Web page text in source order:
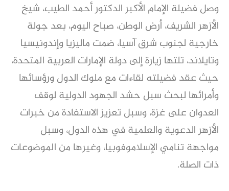
وصل فضيلة الإمام الأكبر الدكتور أحمد الطيب، شيخ
الأزهر الشريف، أرض الوطن، صباح اليوم، بعد جولة
خارجية لجنوب شرق آسيا، ضمت ماليزيا وإندونيسيا
وتايلاند، تلتها زيارة إلى دولة الإمارات العربية المتحدة،
حيث عقد فضيلته لقاءات مع ملوك الدول ورؤسائها
وأمرائها لبحث سبل حشد الجهود الدولية لوقف
العدوان على غزة، وسبل تعزيز الاستفادة من خبرات
الأزهر الدعوية والعلمية في هذه الدول، وسبل
مواجهة تنامي الإسلاموفوبيا، وغيرها من الموضوعات
ذات الصلة.